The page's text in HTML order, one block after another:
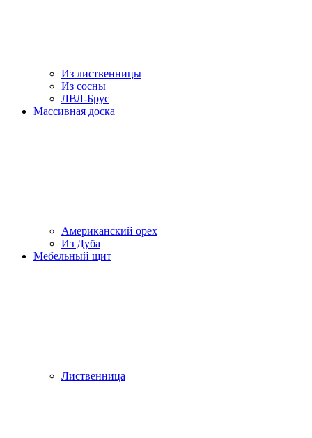
Из лиственницы
Из сосны
ЛВЛ-Брус
Массивная доска
Американский орех
Из Дуба
Мебельный щит
Лиственница